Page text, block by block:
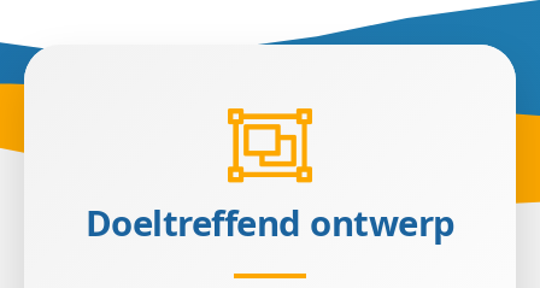
Doeltreffend ontwerp
Wij zetten uw gebruikers aan tot actie.